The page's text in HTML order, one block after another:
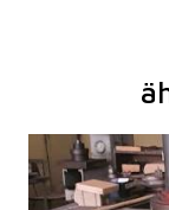
Baujahr:
Presskraft
Die Abmessungen